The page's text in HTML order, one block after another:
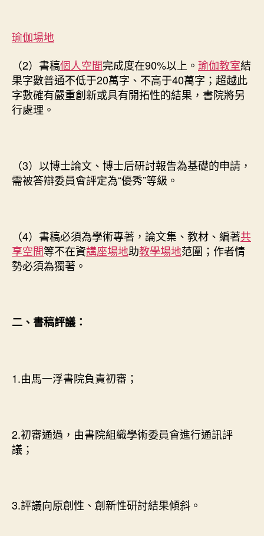
瑜伽場地
（2）書稿個人空間完成度在90%以上。 瑜伽教室結
果字數普通不低于20萬字、不高于40萬字；超越此
字數確有嚴重創新或具有開拓性的結果，書院將另
行處理。
（3）以博士論文、博士后研討報告為基礎的申請，
需被答辯委員會評定為“優秀”等級。
（4）書稿必須為學術專著，論文集、教材、編著共
享空間等不在資講座場地助教學場地范圍；作者情
勢必須為獨著。
二、書稿評議：
1.由馬一浮書院負責初審；
2.初審通過，由書院組織學術委員會進行通訊評
議；
3.評議向原創性、創新性研討結果傾斜。